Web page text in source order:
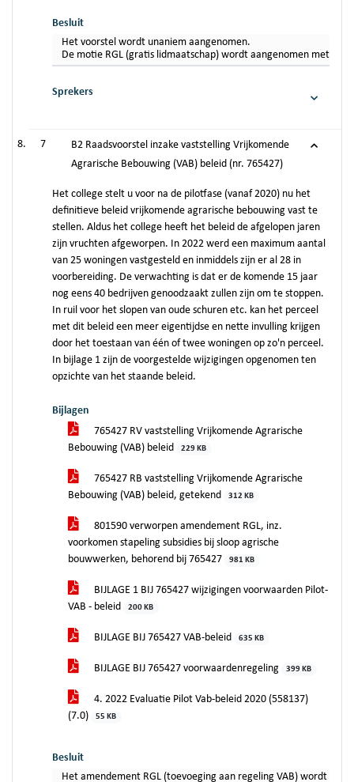
Besluit
Het voorstel wordt unaniem aangenomen.
De motie RGL (gratis lidmaatschap) wordt aangenomen met 8
Sprekers
7
B2 Raadsvoorstel inzake vaststelling Vrijkomende
Agrarische Bebouwing (VAB) beleid (nr. 765427)
Het college stelt u voor na de pilotfase (vanaf 2020) nu het
definitieve beleid vrijkomende agrarische bebouwing vast te
stellen. Aldus het college heeft het beleid de afgelopen jaren
zijn vruchten afgeworpen. In 2022 werd een maximum aantal
van 25 woningen vastgesteld en inmiddels zijn er al 28 in
voorbereiding. De verwachting is dat er de komende 15 jaar
nog eens 40 bedrijven genoodzaakt zullen zijn om te stoppen.
In ruil voor het slopen van oude schuren etc. kan het perceel
met dit beleid een meer eigentijdse en nette invulling krijgen
door het toestaan van één of twee woningen op zo'n perceel.
In bijlage 1 zijn de voorgestelde wijzigingen opgenomen ten
opzichte van het staande beleid.
Bijlagen
765427 RV vaststelling Vrijkomende Agrarische
Bebouwing (VAB) beleid
229 KB
765427 RB vaststelling Vrijkomende Agrarische
Bebouwing (VAB) beleid, getekend
312 KB
801590 verworpen amendement RGL, inz.
voorkomen stapeling subsidies bij sloop agrische
bouwwerken, behorend bij 765427
981 KB
BIJLAGE 1 BIJ 765427 wijzigingen voorwaarden Pilot-
VAB - beleid
200 KB
BIJLAGE BIJ 765427 VAB-beleid 635 KB
BIJLAGE BIJ 765427 voorwaardenregeling 399 KB
4. 2022 Evaluatie Pilot Vab-beleid 2020 (558137)
(7.0)
55 KB
Besluit
Het amendement RGL (toevoeging aan regeling VAB) wordt